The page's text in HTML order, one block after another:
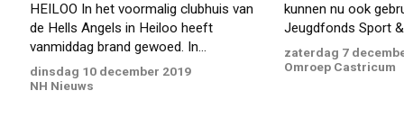
HEILOO In het voormalig clubhuis van
de Hells Angels in Heiloo heeft
vanmiddag brand gewoed. In...
dinsdag 10 december 2019
NH Nieuws
kunnen nu ook
Jeugdfonds Sport
zaterdag 7
Omroep Castricum